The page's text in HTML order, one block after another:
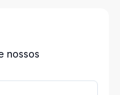
nossos